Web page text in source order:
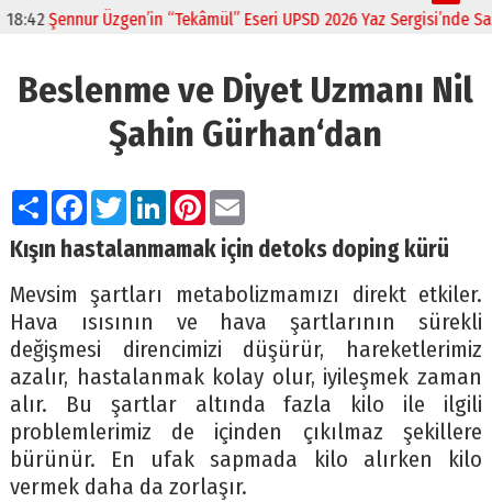
Şennur Üzgen’in “Tekâmül” Eseri UPSD 2026 Yaz Sergisi’nde
Beslenme ve Diyet Uzmanı Nil
Şahin Gürhan‘dan
PaylaşFacebook
TwitterLinkedIn
Pinterest
Email
Kışın hastalanmamak için detoks doping kürü
Mevsim şartları metabolizmamızı direkt etkiler.
Hava ısısının ve hava şartlarının sürekli
değişmesi direncimizi düşürür, hareketlerimiz
azalır, hastalanmak kolay olur, iyileşmek zaman
alır. Bu şartlar altında fazla kilo ile ilgili
problemlerimiz de içinden çıkılmaz şekillere
bürünür. En ufak sapmada kilo alırken kilo
vermek daha da zorlaşır.